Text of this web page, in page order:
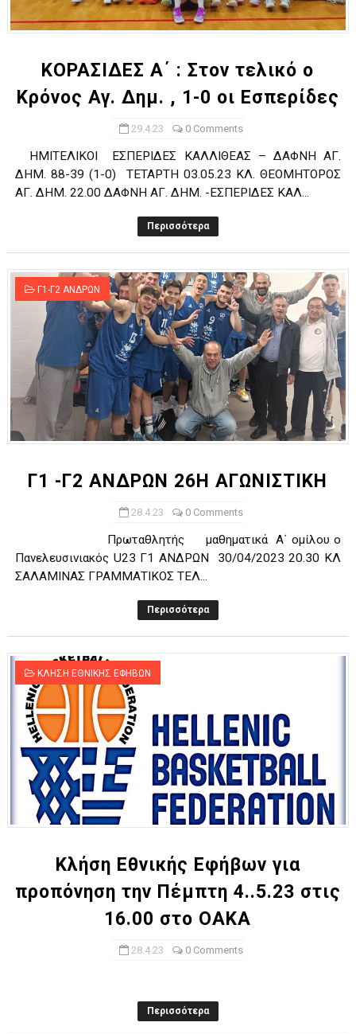
KOΡΑΣΙΔΕΣ Α΄ : Στον τελικό ο
Κρόνος Αγ. Δημ. , 1-0 οι Εσπερίδες
29.4.23 0 Comments
ΗΜΙΤΕΛΙΚΟΙ ΕΣΠΕΡΙΔΕΣ ΚΑΛΛΙΘΕΑΣ – ΔΑΦΝΗ ΑΓ.
ΔΗΜ. 88-39 (1-0) ΤΕΤΑΡΤΗ 03.05.23 ΚΛ. ΘΕΟΜΗΤΟΡΟΣ
ΑΓ. ΔΗΜ. 22.00 ΔΑΦΝΗ ΑΓ. ΔΗΜ. -ΕΣΠΕΡΙΔΕΣ ΚΑΛ...
Περισσότερα
Γ1-Γ2 ΑΝΔΡΩΝ
Γ1 -Γ2 ΑΝΔΡΩΝ 26Η ΑΓΩΝΙΣΤΙΚΗ
28.4.23 0 Comments
Πρωταθλητής μαθηματικά Α΄ ομίλου ο
Πανελευσινιακός U23 Γ1 ΑΝΔΡΩΝ 30/04/2023 20.30 ΚΛ
ΣΑΛΑΜΙΝΑΣ ΓΡΑΜΜΑΤΙΚΟΣ ΤΕΛ...
Περισσότερα
ΚΛΗΣΗ ΕΘΝΙΚΗΣ ΕΦΗΒΩΝ
Κλήση Εθνικής Εφήβων για
προπόνηση την Πέμπτη 4..5.23 στις
16.00 στο ΟΑΚΑ
28.4.23 0 Comments
Περισσότερα